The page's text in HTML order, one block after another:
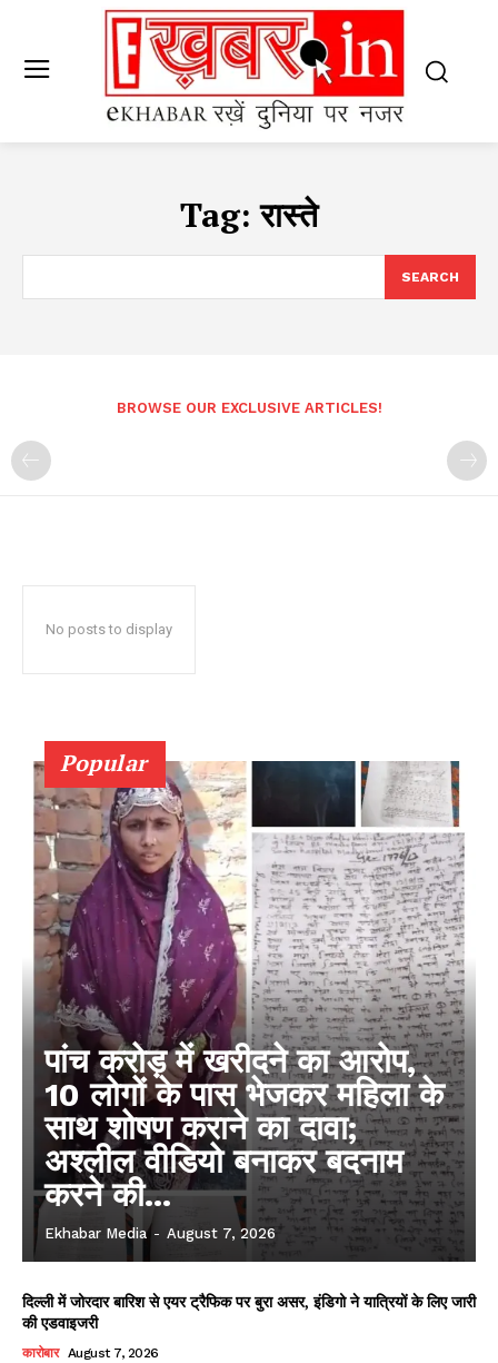
Tag:रास्ते
SEARCH
BROWSE OUR EXCLUSIVE ARTICLES!
No posts to display
Popular
पांच करोड़ में खरीदने का आरोप,
10 लोगों के पास भेजकर महिला के
साथ शोषण कराने का दावा;
अश्लील वीडियो बनाकर बदनाम
करने की...
Ekhabar Media - August 7, 2026
दिल्ली में जोरदार बारिश से एयर ट्रैफिक पर बुरा असर, इंडिगो ने यात्रियों के लिए जारी
की एडवाइजरी
कारोबार August 7, 2026